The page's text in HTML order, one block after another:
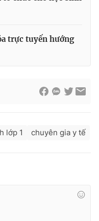
không có sự chấp
trực tuyến hướng
lớp 1 chuyên gia y tế